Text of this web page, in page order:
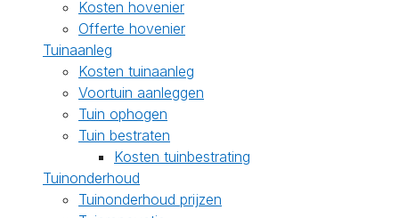
Kosten hovenier
Offerte hovenier
Tuinaanleg
Kosten tuinaanleg
Voortuin aanleggen
Tuin ophogen
Tuin bestraten
Kosten tuinbestrating
Tuinonderhoud
Tuinonderhoud prijzen